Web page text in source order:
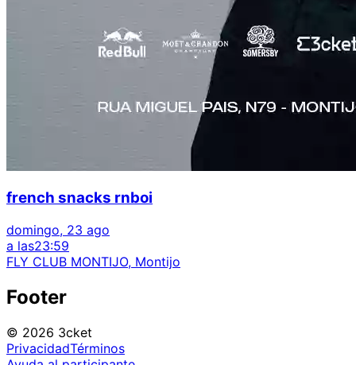
french snacks rnboi
domingo, 23 ago
a las23:59
FLY CLUB MONTIJO, Montijo
Footer
© 2026 3cket
PrivacidadTérminos